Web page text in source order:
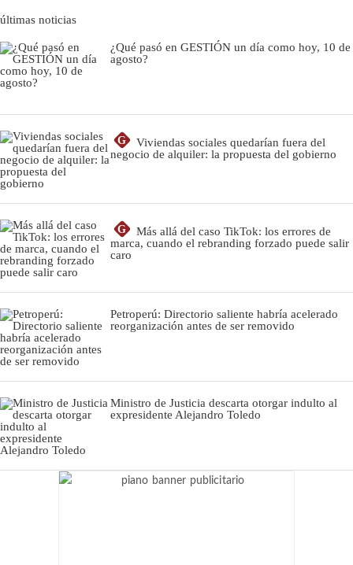
últimas noticias
¿Qué pasó en GESTIÓN un día como hoy, 10 de
agosto?
G
Viviendas sociales quedarían fuera del
negocio de alquiler: la propuesta del gobierno
G
Más allá del caso TikTok: los errores de
marca, cuando el rebranding forzado puede salir
caro
Petroperú: Directorio saliente habría acelerado
reorganización antes de ser removido
Ministro de Justicia descarta otorgar indulto al
expresidente Alejandro Toledo